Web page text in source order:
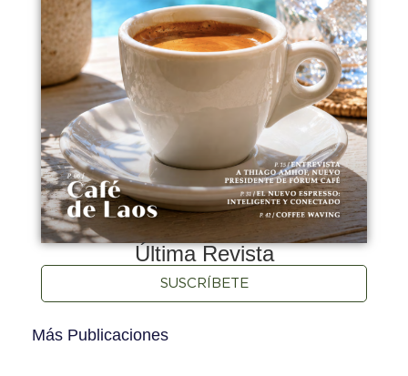
Última Revista
SUSCRÍBETE
Más Publicaciones